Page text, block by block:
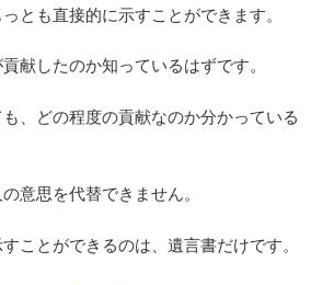
とも直接的に示すことができます。
献したのか知っているはずです。
、どの程度の貢献なのか分かっている
意思を代替できません。
ことができるのは、遺言書だけです。